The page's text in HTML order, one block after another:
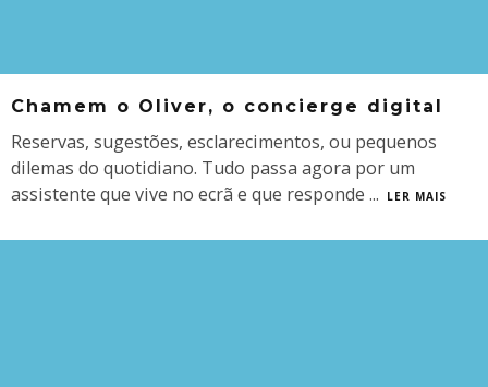
Chamem o Oliver, o concierge digital
Reservas, sugestões, esclarecimentos, ou pequenos
dilemas do quotidiano. Tudo passa agora por um
assistente que vive no ecrã e que responde ... LER MAIS